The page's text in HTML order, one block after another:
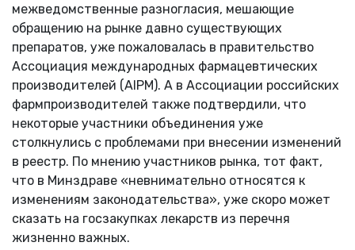
межведомственные разногласия, мешающие
обращению на рынке давно существующих
препаратов, уже пожаловалась в правительство
Ассоциация международных фармацевтических
производителей (AIPM). А в Ассоциации российских
фармпроизводителей также подтвердили, что
некоторые участники объединения уже
столкнулись с проблемами при внесении изменений
в реестр. По мнению участников рынка, тот факт,
что в Минздраве «невнимательно относятся к
изменениям законодательства», уже скоро может
сказать на госзакупках лекарств из перечня
жизненно важных.